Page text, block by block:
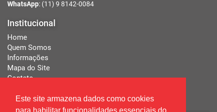
Este site armazena dados como cookies
WhatsApp: (11) 9 8142-0084
Institucional
Home
Quem Somos
Informações
Mapa do Site
Contato